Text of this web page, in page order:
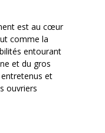
est au cœur
comme la
entourant
et du gros
et
ouvriers